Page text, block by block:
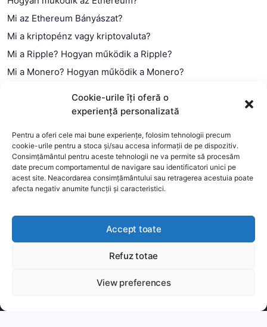
Cookie-urile îți oferă o
experiență personalizată
Pentru a oferi cele mai bune experiențe, folosim tehnologii precum
cookie-urile pentru a stoca și/sau accesa informații de pe dispozitiv.
Consimțământul pentru aceste tehnologii ne va permite să procesăm
date precum comportamentul de navigare sau identificatori unici pe
acest site. Neacordarea consimțământului sau retragerea acestuia poate
afecta negativ anumite funcții și caracteristici.
Accept toate
Refuz totae
View preferences
Mi az Ethereum Bányászat?
Mi a kriptopénz vagy kriptovaluta?
Mi a Ripple? Hogyan működik a Ripple?
Mi a Monero? Hogyan működik a Monero?
Mi a blokklánc (technológia)?
This website uses cookies to improve your experience. We'll